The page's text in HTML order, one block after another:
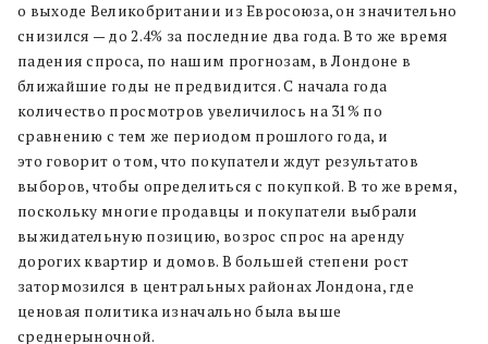
о выходе Великобритании из Евросоюза, он значительно
снизился — до 2.4% за последние два года. В то же время
падения спроса, по нашим прогнозам, в Лондоне в
ближайшие годы не предвидится. С начала года
количество просмотров увеличилось на 31% по
сравнению с тем же периодом прошлого года, и
это говорит о том, что покупатели ждут результатов
выборов, чтобы определиться с покупкой. В то же время,
поскольку многие продавцы и покупатели выбрали
выжидательную позицию, возрос спрос на аренду
дорогих квартир и домов. В большей степени рост
затормозился в центральных районах Лондона, где
ценовая политика изначально была выше
среднерыночной.